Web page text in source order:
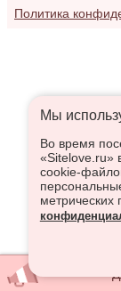
Политика
Мы
Во время
«Sitelove.ru»
cookie-
метрических